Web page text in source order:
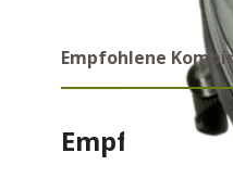
Empfohlene
Empfohlene